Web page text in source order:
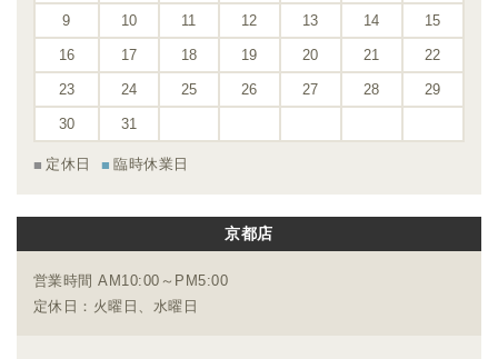
9 10 11 12 13 14 15
16 17 18 19 20 21 22
23 24 25 26 27 28 29
30 31
定休日 臨時休業日
京都店
営業時間 AM10:00～PM5:00
定休日：火曜日、水曜日